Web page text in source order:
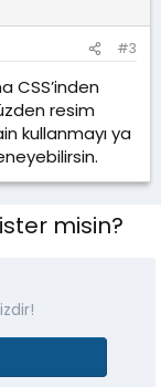
#3
CSS’inden
resim
kullanmayı ya
misin?